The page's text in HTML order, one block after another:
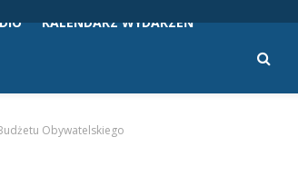
KALENDARZ WYDARZEŃ
Obywatelskiego